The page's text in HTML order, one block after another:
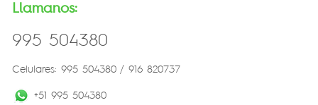
Llamanos:
995 504380
Celulares: 995 504380 / 916 820737
+51 995 504380